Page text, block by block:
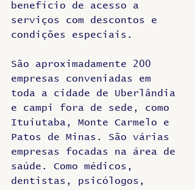
benefício de acesso a
serviços com descontos e
condições especiais.
São aproximadamente 200
empresas conveniadas em
toda a cidade de Uberlândia
e campi fora de sede, como
Ituiutaba, Monte Carmelo e
Patos de Minas. São várias
empresas focadas na área de
saúde. Como médicos,
dentistas, psicólogos,